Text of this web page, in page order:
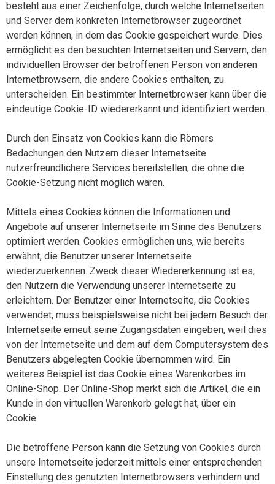
besteht aus einer Zeichenfolge, durch welche Internetseiten
und Server dem konkreten Internetbrowser zugeordnet
werden können, in dem das Cookie gespeichert wurde. Dies
ermöglicht es den besuchten Internetseiten und Servern, den
individuellen Browser der betroffenen Person von anderen
Internetbrowsern, die andere Cookies enthalten, zu
unterscheiden. Ein bestimmter Internetbrowser kann über die
eindeutige Cookie-ID wiedererkannt und identifiziert werden.
Durch den Einsatz von Cookies kann die Römers
Bedachungen den Nutzern dieser Internetseite
nutzerfreundlichere Services bereitstellen, die ohne die
Cookie-Setzung nicht möglich wären.
Mittels eines Cookies können die Informationen und
Angebote auf unserer Internetseite im Sinne des Benutzers
optimiert werden. Cookies ermöglichen uns, wie bereits
erwähnt, die Benutzer unserer Internetseite
wiederzuerkennen. Zweck dieser Wiedererkennung ist es,
den Nutzern die Verwendung unserer Internetseite zu
erleichtern. Der Benutzer einer Internetseite, die Cookies
verwendet, muss beispielsweise nicht bei jedem Besuch der
Internetseite erneut seine Zugangsdaten eingeben, weil dies
von der Internetseite und dem auf dem Computersystem des
Benutzers abgelegten Cookie übernommen wird. Ein
weiteres Beispiel ist das Cookie eines Warenkorbes im
Online-Shop. Der Online-Shop merkt sich die Artikel, die ein
Kunde in den virtuellen Warenkorb gelegt hat, über ein
Cookie.
Die betroffene Person kann die Setzung von Cookies durch
unsere Internetseite jederzeit mittels einer entsprechenden
Einstellung des genutzten Internetbrowsers verhindern und